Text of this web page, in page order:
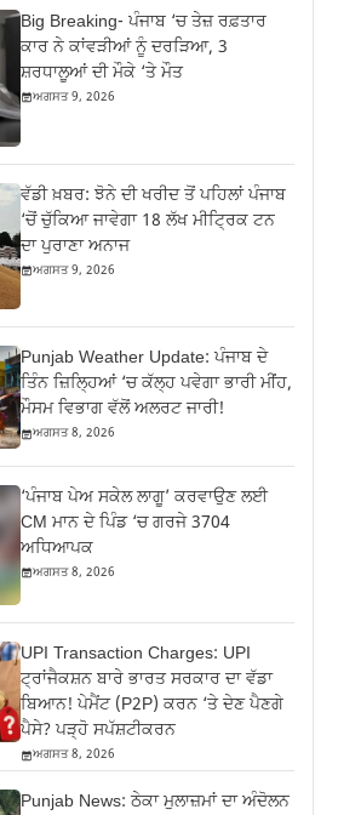
Big Breaking- ਪੰਜਾਬ ‘ਚ ਤੇਜ਼ ਰਫ਼ਤਾਰ
ਕਾਰ ਨੇ ਕਾਂਵੜੀਆਂ ਨੂੰ ਦਰੜਿਆ, 3
ਸ਼ਰਧਾਲੂਆਂ ਦੀ ਮੌਕੇ ‘ਤੇ ਮੌਤ
ਅਗਸਤ 9, 2026
ਵੱਡੀ ਖ਼ਬਰ: ਝੋਨੇ ਦੀ ਖਰੀਦ ਤੋਂ ਪਹਿਲਾਂ ਪੰਜਾਬ
‘ਚੋਂ ਚੁੱਕਿਆ ਜਾਵੇਗਾ 18 ਲੱਖ ਮੀਟ੍ਰਿਕ ਟਨ
ਦਾ ਪੁਰਾਣਾ ਅਨਾਜ
ਅਗਸਤ 9, 2026
Punjab Weather Update: ਪੰਜਾਬ ਦੇ
ਤਿੰਨ ਜ਼‍ਿਲ੍ਹਿਆਂ ‘ਚ ਕੱਲ੍ਹ ਪਵੇਗਾ ਭਾਰੀ ਮੀਂਹ,
ਮੌਸਮ ਵਿਭਾਗ ਵੱਲੋਂ ਅਲਰਟ ਜਾਰੀ!
ਅਗਸਤ 8, 2026
‘ਪੰਜਾਬ ਪੇਅ ਸਕੇਲ ਲਾਗੂ’ ਕਰਵਾਉਣ ਲਈ
CM ਮਾਨ ਦੇ ਪਿੰਡ ‘ਚ ਗਰਜੇ 3704
ਅਧਿਆਪਕ
ਅਗਸਤ 8, 2026
UPI Transaction Charges: UPI
ਟ੍ਰਾਂਜੈਕਸ਼ਨ ਬਾਰੇ ਭਾਰਤ ਸਰਕਾਰ ਦਾ ਵੱਡਾ
ਬਿਆਨ! ਪੇਮੈਂਟ (P2P) ਕਰਨ ‘ਤੇ ਦੇਣ ਪੈਣਗੇ
ਪੈਸੇ? ਪੜ੍ਹੋ ਸਪੱਸ਼ਟੀਕਰਨ
ਅਗਸਤ 8, 2026
Punjab News: ਠੇਕਾ ਮੁਲਾਜ਼ਮਾਂ ਦਾ ਅੰਦੋਲਨ